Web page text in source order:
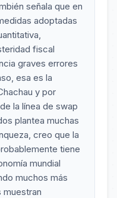
señala que en
adoptadas
fiscal
graves errores
esa es la
y por
la línea de swap
plantea muchas
creo que la
tiene
mundial
muchos más
muestran